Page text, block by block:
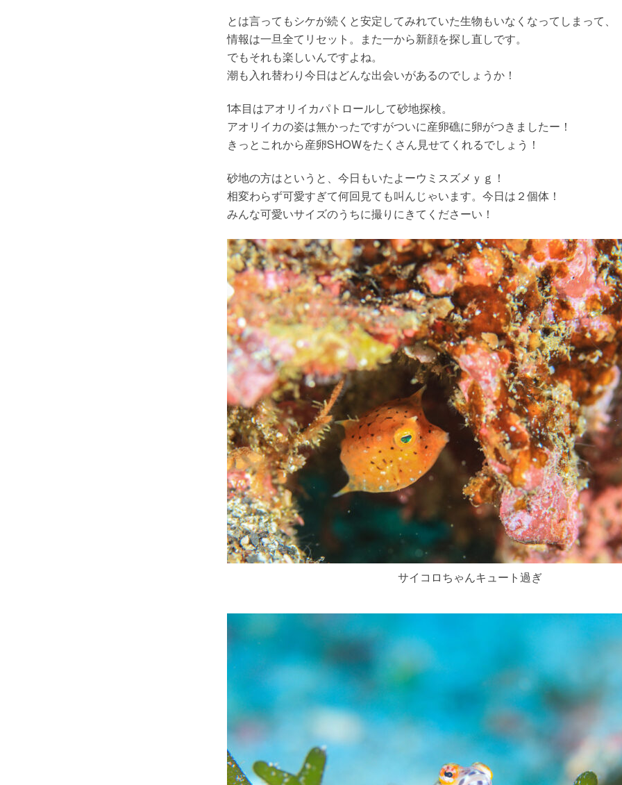
とは言ってもシケが続くと安定してみれていた生物もいなくなってしまって、
情報は一旦全てリセット。また一から新顔を探し直しです。
でもそれも楽しいんですよね。
潮も入れ替わり今日はどんな出会いがあるのでしょうか！
1本目はアオリイカパトロールして砂地探検。
アオリイカの姿は無かったですがついに産卵礁に卵がつきましたー！
きっとこれから産卵SHOWをたくさん見せてくれるでしょう！
砂地の方はというと、今日もいたよーウミスズメｙｇ！
相変わらず可愛すぎて何回見ても叫んじゃいます。今日は２個体！
みんな可愛いサイズのうちに撮りにきてくださーい！
サイコロちゃんキュート過ぎ